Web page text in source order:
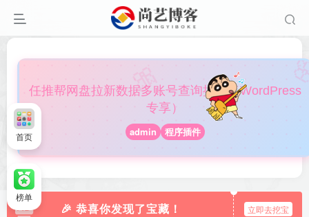
🎀
任推帮网盘拉新数据多账号查询插件（WordPress
专享）
admin 程序插件
🎉 恭喜你发现了宝藏！ 立即去挖宝
首页
榜单